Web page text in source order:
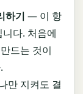
하기 — 이 항
다. 처음에
드는 것이
만 지켜도 결